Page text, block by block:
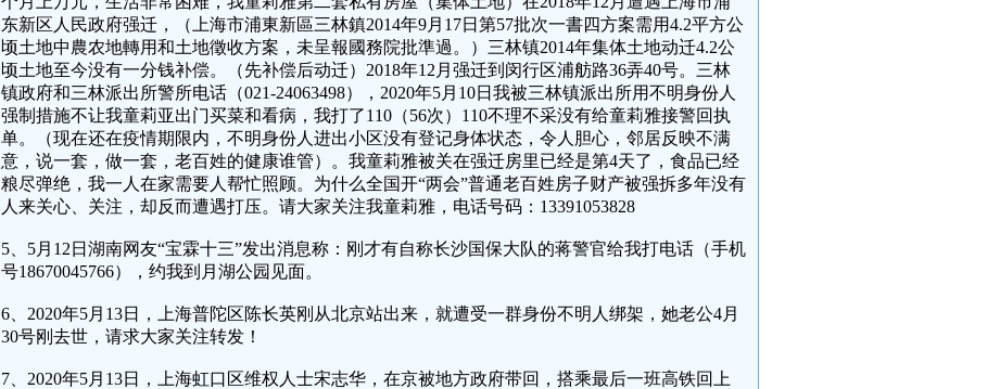
东新区人民政府强迁，（上海市浦東新區三林鎮2014年9月17日第57批次一書四方案需用4.2平方公
顷土地中農农地轉用和土地徵收方案，未呈報國務院批準過。）三林镇2014年集体土地动迁4.2公
顷土地至今没有一分钱补偿。（先补偿后动迁）2018年12月强迁到闵行区浦舫路36弄40号。三林
镇政府和三林派出所警所电话（021-24063498），2020年5月10日我被三林镇派出所用不明身份人
强制措施不让我童莉亚出门买菜和看病，我打了110（56次）110不理不采没有给童莉雅接警回执
单。（现在还在疫情期限内，不明身份人进出小区没有登记身体状态，令人胆心，邻居反映不满
意，说一套，做一套，老百姓的健康谁管）。我童莉雅被关在强迁房里已经是第4天了，食品已经
粮尽弹绝，我一人在家需要人帮忙照顾。为什么全国开“两会”普通老百姓房子财产被强拆多年没有
人来关心、关注，却反而遭遇打压。请大家关注我童莉雅，电话号码：13391053828
5、5月12日湖南网友“宝霖十三”发出消息称：刚才有自称长沙国保大队的蒋警官给我打电话（手机
号18670045766），约我到月湖公园见面。
6、2020年5月13日，上海普陀区陈长英刚从北京站出来，就遭受一群身份不明人绑架，她老公4月
30号刚去世，请求大家关注转发！
7、2020年5月13日，上海虹口区维权人士宋志华，在京被地方政府带回，搭乘最后一班高铁回上